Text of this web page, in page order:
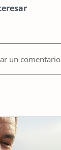
un comentario